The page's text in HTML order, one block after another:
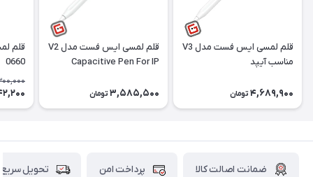
قلم لمسی ایس فست مدل V3
مناسب آیپد
4,689,900 تومان
قلم لمسی ایس فست مدل V2
Capacitive Pen For IP
3,585,500 تومان
0660
ضمانت اصالت کالا پرداخت امن تحویل سریع